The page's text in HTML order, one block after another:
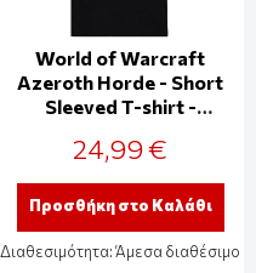
World of Warcraft
Azeroth Horde - Short
Sleeved T-shirt -
24,99 €
Προσθήκη στο Καλάθι
Διαθεσιμότητα:Άμεσα διαθέσιμο